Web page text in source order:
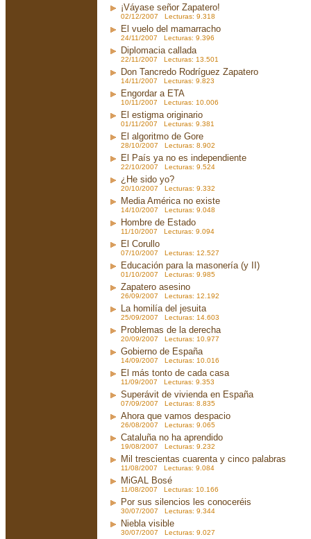
¡Váyase señor Zapatero!
02/12/2007 Lecturas: 9.318
El vuelo del mamarracho
24/11/2007 Lecturas: 9.396
Diplomacia callada
22/11/2007 Lecturas: 13.501
Don Tancredo Rodríguez Zapatero
14/11/2007 Lecturas: 9.823
Engordar a ETA
10/11/2007 Lecturas: 10.006
El estigma originario
01/11/2007 Lecturas: 9.381
El algoritmo de Gore
28/10/2007 Lecturas: 8.902
El País ya no es independiente
22/10/2007 Lecturas: 9.524
¿He sido yo?
20/10/2007 Lecturas: 9.332
Media América no existe
14/10/2007 Lecturas: 9.048
Hombre de Estado
11/10/2007 Lecturas: 9.094
El Corullo
07/10/2007 Lecturas: 12.527
Educación para la masonería (y II)
01/10/2007 Lecturas: 9.985
Zapatero asesino
26/09/2007 Lecturas: 12.192
La homilía del jesuita
25/09/2007 Lecturas: 14.603
Problemas de la derecha
20/09/2007 Lecturas: 10.977
Gobierno de España
14/09/2007 Lecturas: 10.016
El más tonto de cada casa
11/09/2007 Lecturas: 9.353
Superávit de vivienda en España
07/09/2007 Lecturas: 8.835
Ahora que vamos despacio
26/08/2007 Lecturas: 9.065
Cataluña no ha aprendido
19/08/2007 Lecturas: 9.232
Mil trescientas cuarenta y cinco palabras
11/08/2007 Lecturas: 9.084
MiGAL Bosé
11/08/2007 Lecturas: 10.166
Por sus silencios les conoceréis
30/07/2007 Lecturas: 9.344
Niebla visible
30/07/2007 Lecturas: 9.027